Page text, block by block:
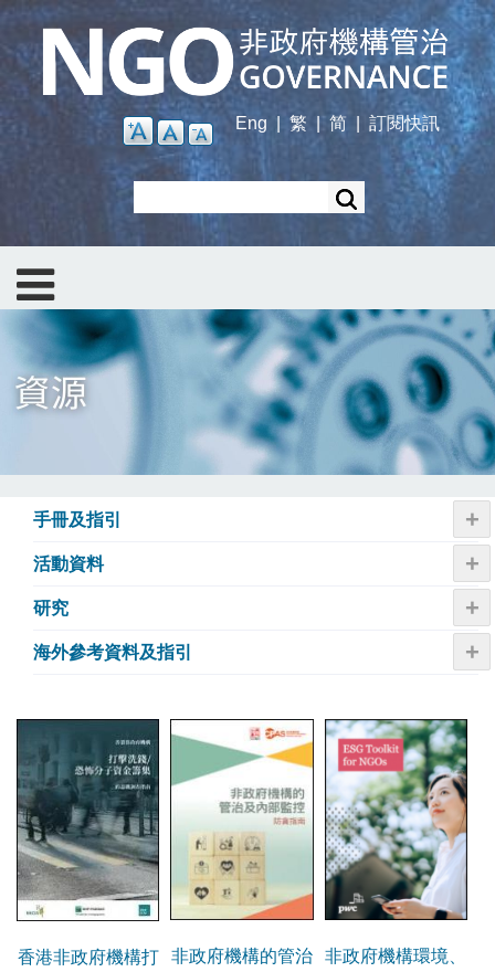
Skip
main
content
Eng
繁 | 简 訂閱快訊
手冊及指引 +
活動資料 +
研究 +
海外參考資料及指引 +
香港非政府機構打
非政府機構的管治
非政府機構環境、